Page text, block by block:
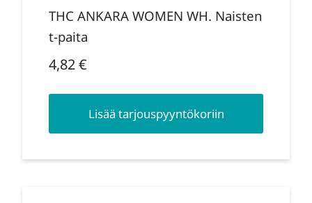
THC ANKARA WOMEN WH. Naisten
t-paita
4,82€
Lisää tarjouspyyntökoriin